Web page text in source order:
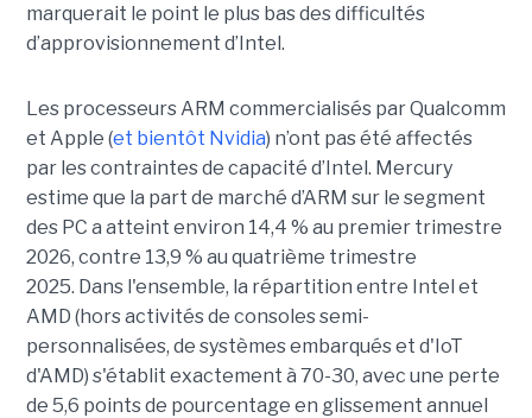
marquerait le point le plus bas des difficultés
d’approvisionnement d’Intel.
Les processeurs ARM commercialisés par Qualcomm
et Apple (et bientôt Nvidia) n’ont pas été affectés
par les contraintes de capacité d’Intel. Mercury
estime que la part de marché d’ARM sur le segment
des PC a atteint environ 14,4 % au premier trimestre
2026, contre 13,9 % au quatrième trimestre
2025. Dans l'ensemble, la répartition entre Intel et
AMD (hors activités de consoles semi-
personnalisées, de systèmes embarqués et d'IoT
d'AMD) s'établit exactement à 70-30, avec une perte
de 5,6 points de pourcentage en glissement annuel